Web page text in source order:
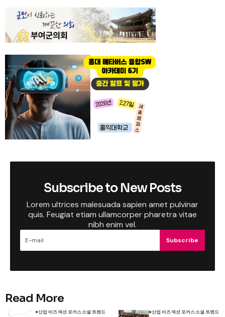
Subscribe to New Posts
Lorem ultrices malesuada sapien amet pulvinar
quis. Feugiat etiam ullamcorper pharetra vitae
nibh enim vel.
Subscribe
Read More
산업 비즈섹션 포커스소셜 트렌드 산업 비즈섹션 포커스소셜 트렌드